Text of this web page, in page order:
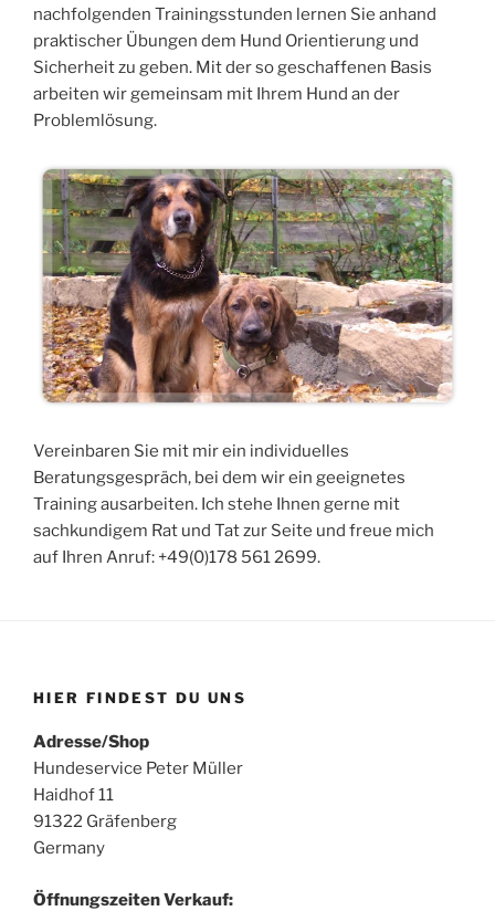
nachfolgenden Trainingsstunden lernen Sie anhand
praktischer Übungen dem Hund Orientierung und
Sicherheit zu geben. Mit der so geschaffenen Basis
arbeiten wir gemeinsam mit Ihrem Hund an der
Problemlösung.
Vereinbaren Sie mit mir ein individuelles
Beratungsgespräch, bei dem wir ein geeignetes
Training ausarbeiten. Ich stehe Ihnen gerne mit
sachkundigem Rat und Tat zur Seite und freue mich
auf Ihren Anruf: +49(0)178 561 2699.
HIER FINDEST DU UNS
Adresse/Shop
Hundeservice Peter Müller
Haidhof 11
91322 Gräfenberg
Germany
Öffnungszeiten Verkauf: